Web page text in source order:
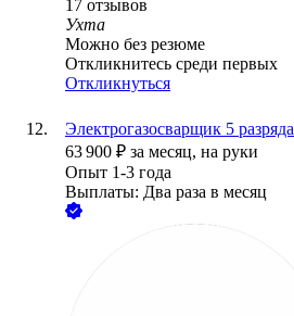
17 отзывов
Ухта
Можно без резюме
Откликнитесь среди первых
Откликнуться
Электрогазосварщик 5 разряда
63 900 ₽ за месяц, на руки
Опыт 1-3 года
Выплаты: Два раза в месяц